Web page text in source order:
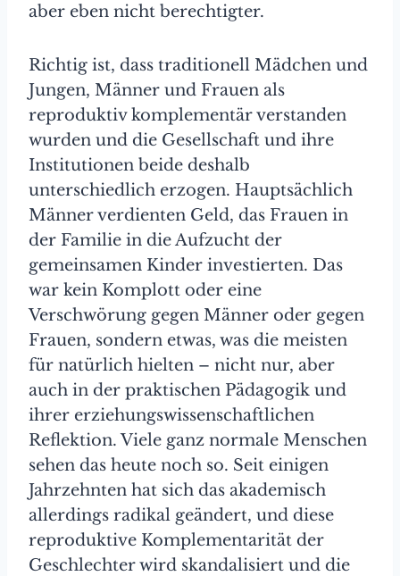
aber eben nicht berechtigter.
Richtig ist, dass traditionell Mädchen und
Jungen, Männer und Frauen als
reproduktiv komplementär verstanden
wurden und die Gesellschaft und ihre
Institutionen beide deshalb
unterschiedlich erzogen. Hauptsächlich
Männer verdienten Geld, das Frauen in
der Familie in die Aufzucht der
gemeinsamen Kinder investierten. Das
war kein Komplott oder eine
Verschwörung gegen Männer oder gegen
Frauen, sondern etwas, was die meisten
für natürlich hielten – nicht nur, aber
auch in der praktischen Pädagogik und
ihrer erziehungswissenschaftlichen
Reflektion. Viele ganz normale Menschen
sehen das heute noch so. Seit einigen
Jahrzehnten hat sich das akademisch
allerdings radikal geändert, und diese
reproduktive Komplementarität der
Geschlechter wird skandalisiert und die